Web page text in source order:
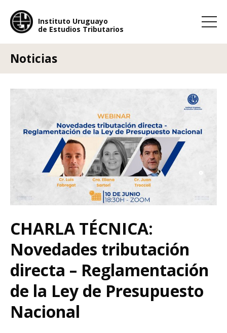
Instituto Uruguayo
de Estudios Tributarios
Noticias
CHARLA TÉCNICA:
Novedades tributación
directa – Reglamentación
de la Ley de Presupuesto
Nacional